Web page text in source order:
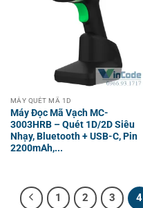
MÁY QUÉT MÃ 1D
Máy Đọc Mã Vạch MC-
3003HRB – Quét 1D/2D Siêu
Nhạy, Bluetooth + USB-C, Pin
2200mAh,...
1 2 3 4